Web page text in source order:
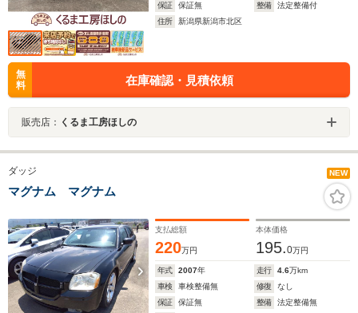
保証
保証無 整備
法定整備付
住所
新潟県新潟市北区
無
料
在庫確認・見積依頼
販売店： くるま工房ほしの
ダッジ NEW
マグナム マグナム
支払総額
220万円
本体価格
195.0万円
年式 2007年 走行 4.6万km
車検
車検整備無 修復
なし
保証
保証無 整備
法定整備無